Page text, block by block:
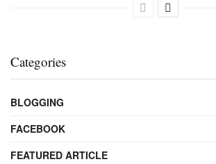
Categories
BLOGGING
FACEBOOK
FEATURED ARTICLE